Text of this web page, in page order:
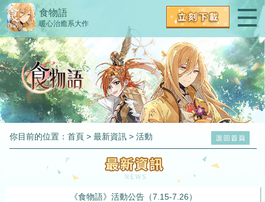
食物語
暖心治癒系大作
你目前的位置：首頁 >最新資訊 >活動
《食物語》活動公告（7.15-7.26）